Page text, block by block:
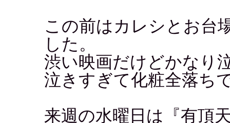
この前はカレシとお台
した。
渋い映画だけどかなり
泣きすぎて化粧全落ち
来週の水曜日は『有頂